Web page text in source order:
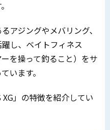
アジングやメバリング、
し、ベイトフィネス
を操って釣ること）をサ
います。
」の特徴を紹介してい